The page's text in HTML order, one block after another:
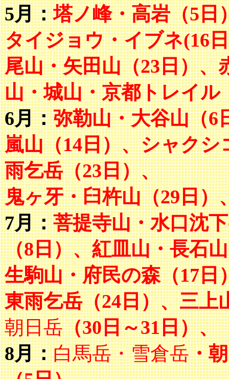
5月：塔ノ峰・高岩（5日
タイジョウ・イブネ(16
尾山・矢田山（23日）、
山・城山・京都トレイル
6月：弥勒山・大谷山（6
嵐山（14日）、シャク
雨乞岳（23日）、
鬼ヶ牙・臼杵山（29日）
7月：菩提寺山・水口沈
（8日）、紅皿山・長石
生駒山・府民の森（17日
東雨乞岳（24日）、三上
朝日岳（30日～31日）、
8月：白馬岳・雪倉岳・